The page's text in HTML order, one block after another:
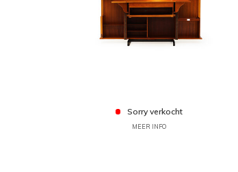
Sorry verkocht
MEER INFO